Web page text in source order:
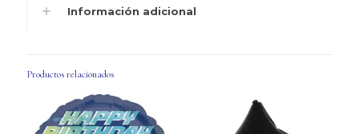
Información adicional
Productos relacionados